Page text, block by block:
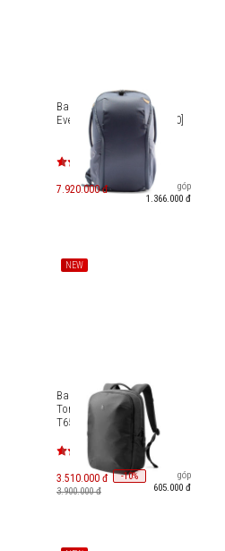
Balo 20L Peak Design
Everyday Zip V2 [BEDBZ-20]
7.920.000 đ
Trả góp
1.366.000 đ
NEW
Balo Laptop 17.3 inch
Tomtoc Urbanex-T65 30L
T65M1D1
3.510.000 đ -10%
3.900.000 đ
Trả góp
605.000 đ